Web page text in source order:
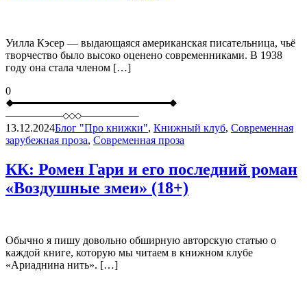
Уилла Кэсер — выдающаяся американская писательница, чьё
творчество было высоко оценено современниками. В 1938
году она стала членом […]
0
13.12.2024Блог "Про книжки", Книжный клуб, Современная
зарубежная проза, Современная проза
КК: Ромен Гари и его последний роман
«Воздушные змеи» (18+)
Обычно я пишу довольно обширную авторскую статью о
каждой книге, которую мы читаем в книжном клубе
«Ариаднина нить». […]